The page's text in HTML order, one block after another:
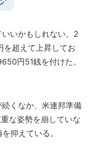
いかもしれない。2
超えて上昇してお
円51銭を付けた。
くなか、米連邦準備
な姿勢を崩していな
抑えている。